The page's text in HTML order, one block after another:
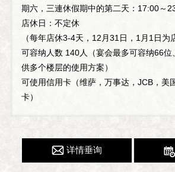
期六，三連休假期中的第二天：17:00～
店休日：不定休
（每年店休3-4天，12月31日，1月1日为
可容纳人数 140人（宴会最多可容纳66位
供多个楼层的使用方案）
可使用信用卡（维萨，万事达，JCB，美
卡）
详情垂询